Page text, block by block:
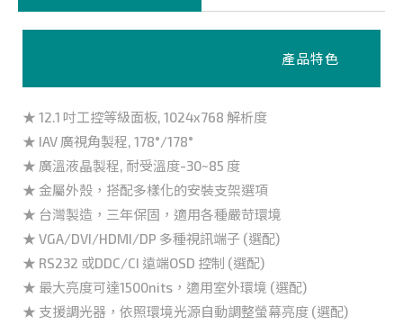
產品特色
★ 12.1 吋工控等級面板, 1024x768 解析度
★ IAV 廣視角製程, 178°/178°
★ 廣溫液晶製程, 耐受溫度-30~85 度
★ 金屬外殼，搭配多樣化的安裝支架選項
★ 台灣製造，三年保固，適用各種嚴苛環境
★ VGA/DVI/HDMI/DP 多種視訊端子 (選配)
★ RS232 或DDC/CI 遠端OSD 控制 (選配)
★ 最大亮度可達1500nits，適用室外環境 (選配)
★ 支援調光器，依照環境光源自動調整螢幕亮度 (選配)